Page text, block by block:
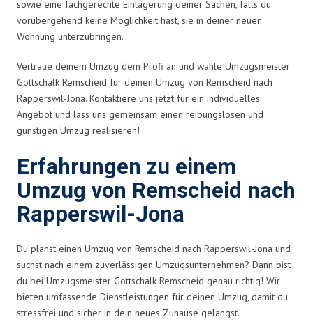
sowie eine fachgerechte Einlagerung deiner Sachen, falls du
vorübergehend keine Möglichkeit hast, sie in deiner neuen
Wohnung unterzubringen.
Vertraue deinem Umzug dem Profi an und wähle Umzugsmeister
Gottschalk Remscheid für deinen Umzug von Remscheid nach
Rapperswil-Jona. Kontaktiere uns jetzt für ein individuelles
Angebot und lass uns gemeinsam einen reibungslosen und
günstigen Umzug realisieren!
Erfahrungen zu einem
Umzug von Remscheid nach
Rapperswil-Jona
Du planst einen Umzug von Remscheid nach Rapperswil-Jona und
suchst nach einem zuverlässigen Umzugsunternehmen? Dann bist
du bei Umzugsmeister Gottschalk Remscheid genau richtig! Wir
bieten umfassende Dienstleistungen für deinen Umzug, damit du
stressfrei und sicher in dein neues Zuhause gelangst.